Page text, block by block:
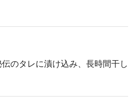
のタレに漬け込み、長時間干し